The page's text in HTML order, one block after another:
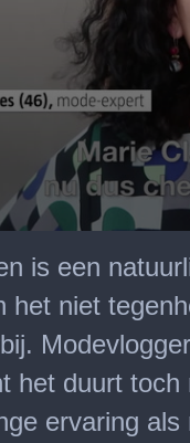
is een
het niet
het duurt
ervaring